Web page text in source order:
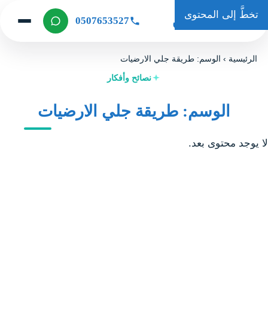
تخطَّ إلى المحتوى
حكاية كلين 0507653527
الرئيسية ›الوسم: طريقة جلي الارضيات
نصائح وأفكار
الوسم: طريقة جلي الارضيات
لا يوجد محتوى بعد.